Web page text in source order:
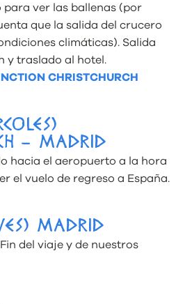
para ver las ballenas (por
que la salida del crucero
climáticas). Salida
y traslado al hotel.
CHRISTCHURCH
– MADRID
hacia el aeropuerto a la hora
el vuelo de regreso a España.
MADRID
del viaje y de nuestros